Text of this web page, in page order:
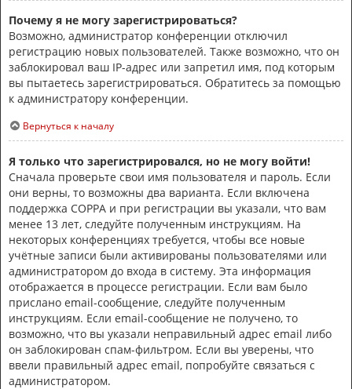
Почему я не могу зарегистрироваться?
Возможно, администратор конференции отключил
регистрацию новых пользователей. Также возможно, что он
заблокировал ваш IP-адрес или запретил имя, под которым
вы пытаетесь зарегистрироваться. Обратитесь за помощью
к администратору конференции.
Вернуться к началу
Я только что зарегистрировался, но не могу войти!
Сначала проверьте свои имя пользователя и пароль. Если
они верны, то возможны два варианта. Если включена
поддержка COPPA и при регистрации вы указали, что вам
менее 13 лет, следуйте полученным инструкциям. На
некоторых конференциях требуется, чтобы все новые
учётные записи были активированы пользователями или
администратором до входа в систему. Эта информация
отображается в процессе регистрации. Если вам было
прислано email-сообщение, следуйте полученным
инструкциям. Если email-сообщение не получено, то
возможно, что вы указали неправильный адрес email либо
он заблокирован спам-фильтром. Если вы уверены, что
ввели правильный адрес email, попробуйте связаться с
администратором.